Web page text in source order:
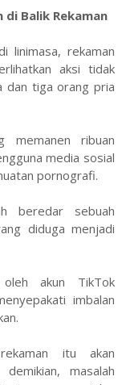
di Balik Rekaman
linimasa, rekaman
aksi tidak
dan tiga orang pria
memanen ribuan
media sosial
pornografi.
beredar sebuah
diduga menjadi
oleh akun TikTok
imbalan
itu akan
masalah